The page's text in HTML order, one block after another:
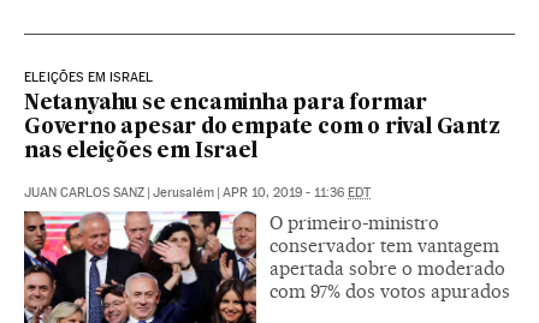
ELEIÇÕES EM ISRAEL
Netanyahu se encaminha para formar
Governo apesar do empate com o rival Gantz
nas eleições em Israel
JUAN CARLOS SANZ Jerusalém APR 10, 2019 - 11:36 EDT
O primeiro-ministro
conservador tem vantagem
apertada sobre o moderado
com 97% dos votos apurados